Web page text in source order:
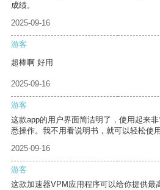
成绩。
2025-09-16
游客
超棒啊 好用
2025-09-16
游客
这款app的用户界面简洁明了，使用起来
悉操作。我不用看说明书，就可以轻松使用
2025-09-16
游客
这款加速器VPM应用程序可以给你提供最